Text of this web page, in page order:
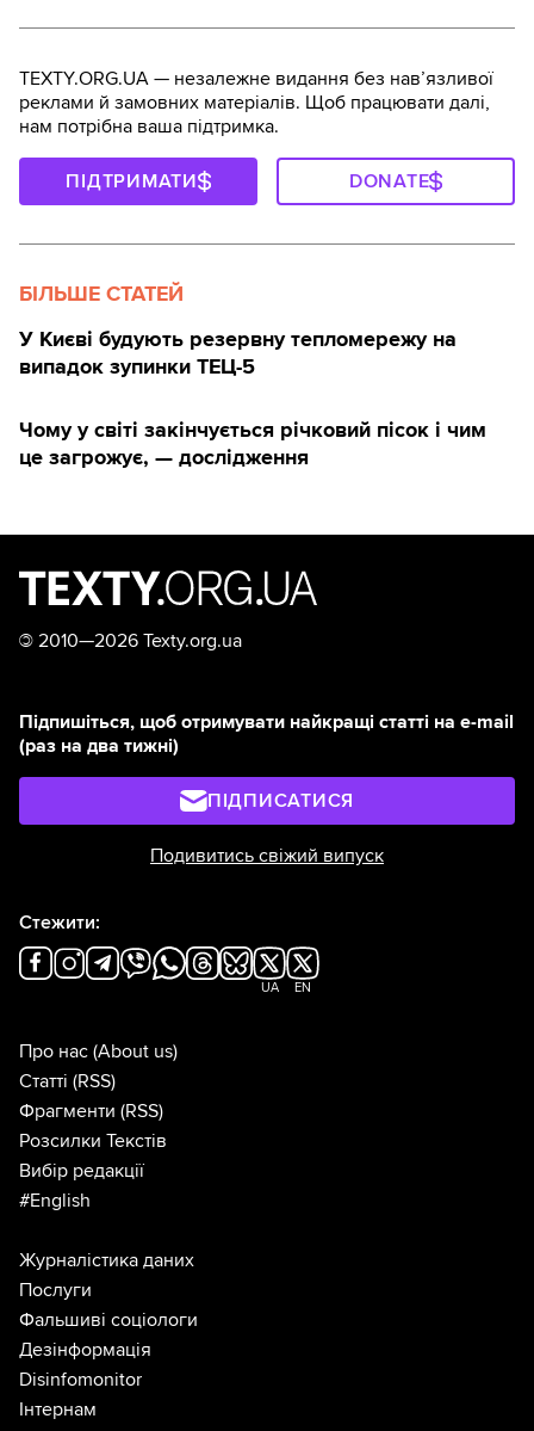
TEXTY.ORG.UA — незалежне видання без навʼязливої
реклами й замовних матеріалів. Щоб працювати далі,
нам потрібна ваша підтримка.
ПІДТРИМАТИ DONATE
БІЛЬШЕ СТАТЕЙ
У Києві будують ️резервну тепломережу на
випадок зупинки ТЕЦ-5
Чому у світі закінчується річковий пісок і чим
це загрожує, — дослідження
© 2010—2026 Texty.org.ua
Підпишіться, щоб отримувати найкращі статті на e-mail
(раз на два тижні)
ПІДПИСАТИСЯ
Подивитись свіжий випуск
Стежити:
UA EN
Про нас (About us)
Статті (RSS)
Фрагменти (RSS)
Розсилки Текстів
Вибір редакції
#English
Журналістика даних
Послуги
Фальшиві соціологи
Дезінформація
Disinfomonitor
Інтернам